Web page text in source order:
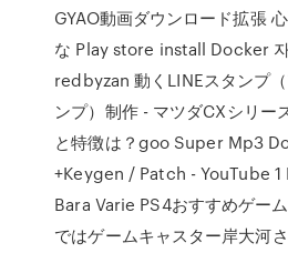
GYAO動画ダウンロード拡張
な Play store install Docker
redbyzan 動くLINEスタンプ
ンプ）制作 - マツダCXシリー
と特徴は？goo Super Mp3
+Keygen / Patch - YouTube
Bara Varie PS4おすすめゲー
ではゲームキャスター岸大河